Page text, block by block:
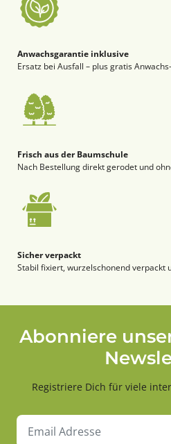
Anwachsgarantie inklusive
Ersatz bei Ausfall – plus gratis
Frisch aus der Baumschule
Nach Bestellung direkt gerodet und
Sicher verpackt
Stabil fixiert, wurzelschonend verpackt
Abonniere
Registriere Dich für viele